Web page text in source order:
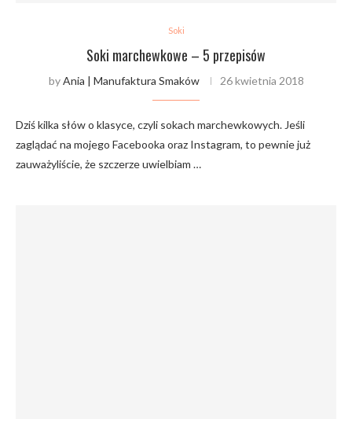
Soki
Soki marchewkowe – 5 przepisów
byAnia | Manufaktura Smaków 26 kwietnia 2018
Dziś kilka słów o klasyce, czyli sokach marchewkowych. Jeśli
zaglądać na mojego Facebooka oraz Instagram, to pewnie już
zauważyliście, że szczerze uwielbiam …